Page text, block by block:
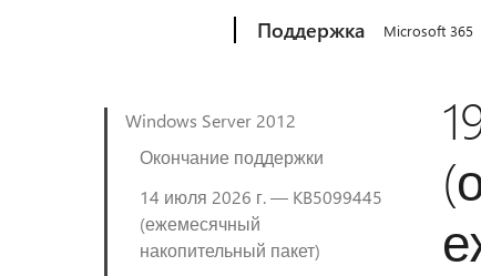
Поддержка Microsoft 365
Windows Server 2012
Окончание поддержки
14 июля 2026 г. — KB5099445
(ежемесячный
накопительный пакет)